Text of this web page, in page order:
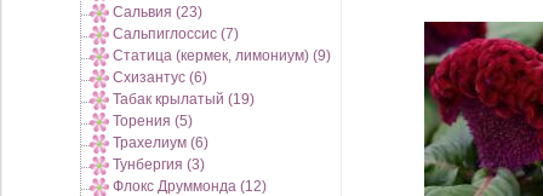
Сальвия (23)
Сальпиглоссис (7)
Статица (кермек, лимониум) (9)
Схизантус (6)
Табак крылатый (19)
Торения (5)
Трахелиум (6)
Тунбергия (3)
Флокс Друммонда (12)